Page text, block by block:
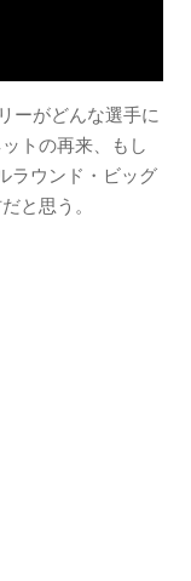
ーがどんな選手に
トの再来、もし
ラウンド・ビッグ
と思う。